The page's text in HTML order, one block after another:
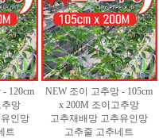
120cm
추망
인망
트
NEW 조이 고추망 - 105cm
x 200M 조이고추망
고추재배망 고추유인망
고추줄 고추네트